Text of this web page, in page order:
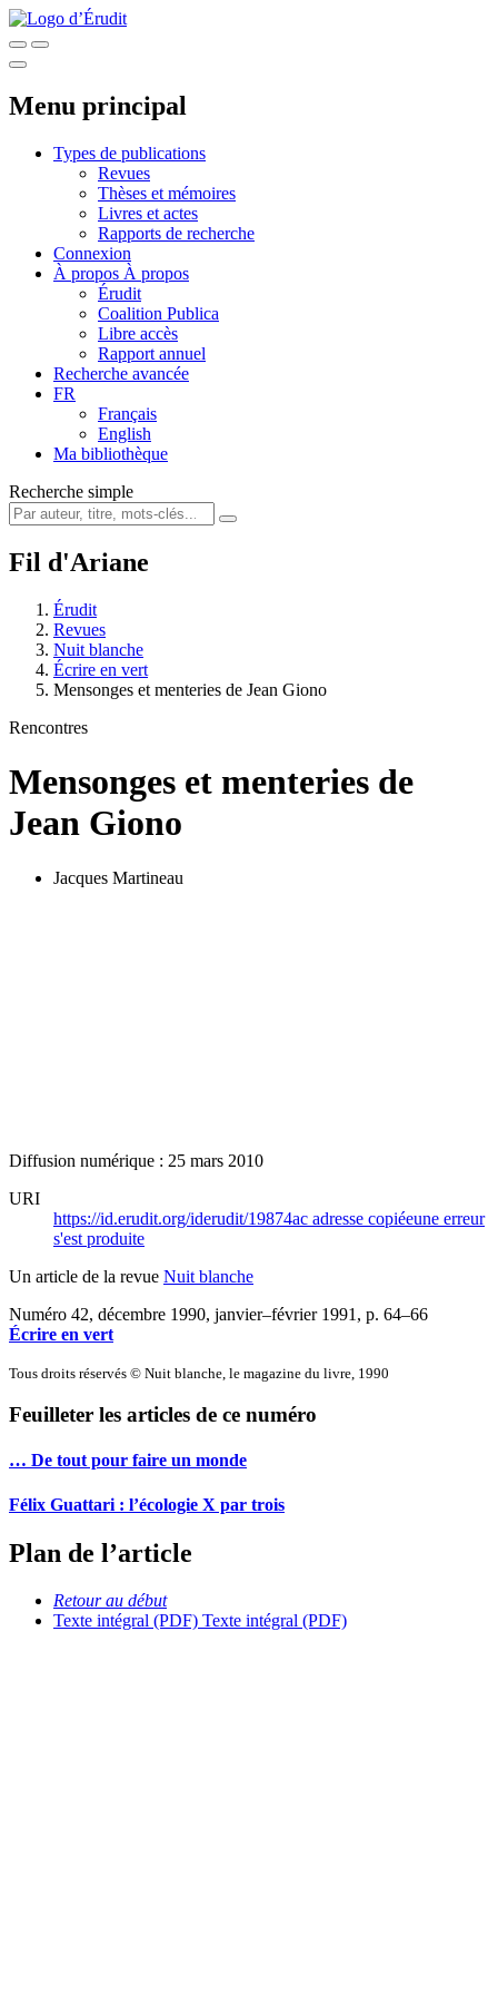
Menu principal
Types de publications
Revues
Thèses et mémoires
Livres et actes
Rapports de recherche
Connexion
À propos À propos
Érudit
Coalition Publica
Libre accès
Rapport annuel
Recherche avancée
FR
Français
English
Ma bibliothèque
Recherche simple
Fil d'Ariane
Érudit
Revues
Nuit blanche
Écrire en vert
Mensonges et menteries de Jean Giono
Rencontres
Mensonges et menteries de
Jean Giono
Jacques Martineau
Diffusion numérique : 25 mars 2010
URI
https://id.erudit.org/iderudit/19874ac adresse copiéeune erreur
s'est produite
Un article de la revue Nuit blanche
Numéro 42, décembre 1990, janvier–février 1991 , p. 64–66
Écrire en vert
Tous droits réservés © Nuit blanche, le magazine du livre, 1990
Feuilleter les articles de ce numéro
… De tout pour faire un monde
Félix Guattari : l’écologie X par trois
Plan de l’article
Retour au début
Texte intégral (PDF) Texte intégral (PDF)